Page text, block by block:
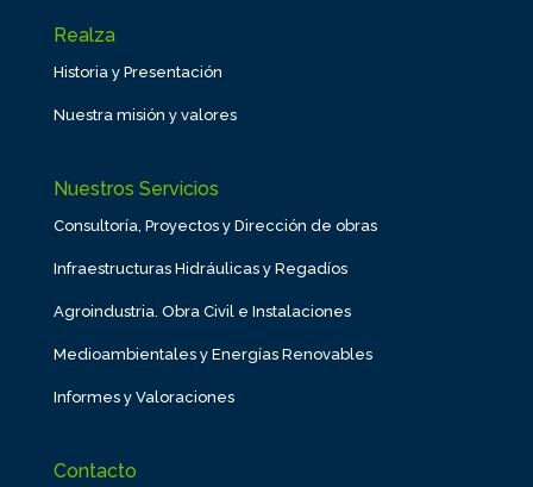
Realza
Historia y Presentación
Nuestra misión y valores
Nuestros Servicios
Consultoría, Proyectos y Dirección de obras
Infraestructuras Hidráulicas y Regadíos
Agroindustria. Obra Civil e Instalaciones
Medioambientales y Energías Renovables
Informes y Valoraciones
Contacto